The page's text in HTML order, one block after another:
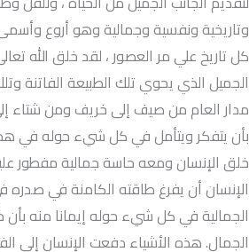
وتاريخية ونفسية وجمالية وهو أروع
كل تاريخ علي مر العصور ، لقد خلق الله
الجميل الذي يحوي تلك الطبيعة الفاتنة
مدار العام من صيف إلى خريف ومن شتاء
بأن يتفكر ويتأمل في كل شيء حوله في
خلق الإنسان ومعه حاسة جمالية مفطور
الإنسان أن يفرغ طاقته الكامنة في
الجمالية في كل شيء حوله إيمانا منه
الجمال. هذه الأشياء دفعت الإنسان إلى